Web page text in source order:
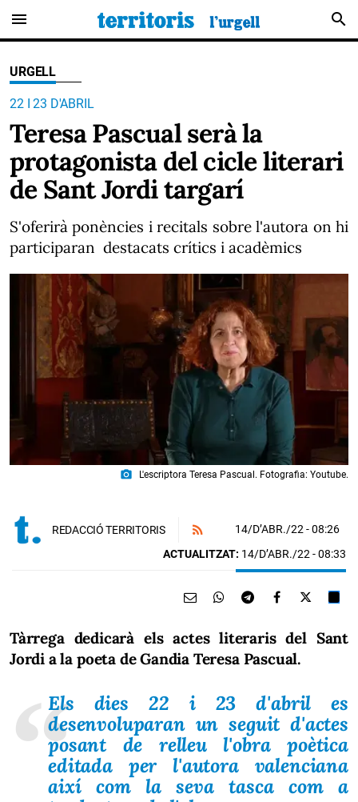
menu search
URGELL
22 I 23 D'ABRIL
Teresa Pascual serà la
protagonista del cicle literari
de Sant Jordi targarí
S'oferirà ponències i recitals sobre l'autora on hi
participaran destacats crítics i acadèmics
photo_camera L'escriptora Teresa Pascual. Fotografia: Youtube.
REDACCIÓ TERRITORIS 14/D’ABR./22 - 08:26
ACTUALITZAT: 14/D’ABR./22 - 08:33
Tàrrega dedicarà els actes literaris del Sant
Jordi a la poeta de Gandia Teresa Pascual.
Els dies 22 i 23 d'abril es
desenvoluparan un seguit d'actes
posant de relleu l'obra poètica
editada per l'autora valenciana
així com la seva tasca com a